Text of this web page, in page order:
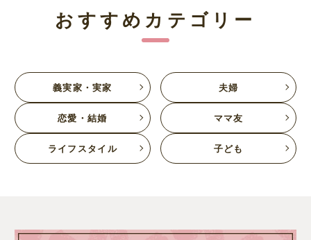
おすすめカテゴリー
義実家・実家 夫婦
恋愛・結婚 ママ友
ライフスタイル 子ども